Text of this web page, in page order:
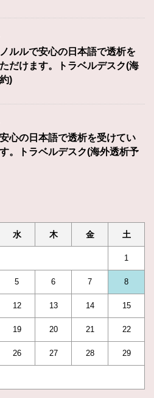
ルルで安心の日本語で透析を
だけます。トラベルデスク(海
)
心の日本語で透析を受けてい
。トラベルデスク(海外透析予
水 木 金 土
1
5 6 7 8
12 13 14 15
19 20 21 22
26 27 28 29